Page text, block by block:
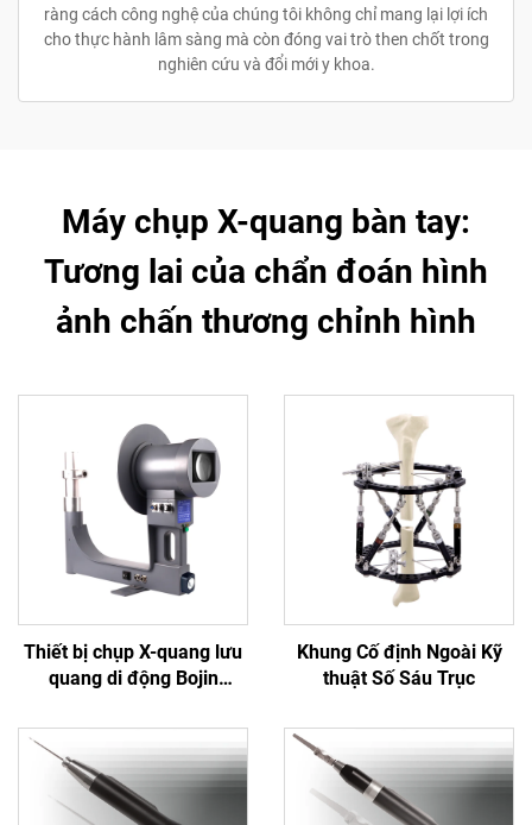
ràng cách công nghệ của chúng tôi không chỉ mang lại lợi ích
cho thực hành lâm sàng mà còn đóng vai trò then chốt trong
nghiên cứu và đổi mới y khoa.
Máy chụp X-quang bàn tay:
Tương lai của chẩn đoán hình
ảnh chấn thương chỉnh hình
Thiết bị chụp X-quang lưu
quang di động Bojin
Khung Cố định Ngoài Kỹ
thuật Số Sáu Trục